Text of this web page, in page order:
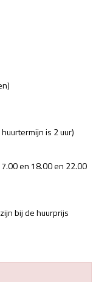
is 2 uur)
en 18.00 en 22.00
bij de huurprijs